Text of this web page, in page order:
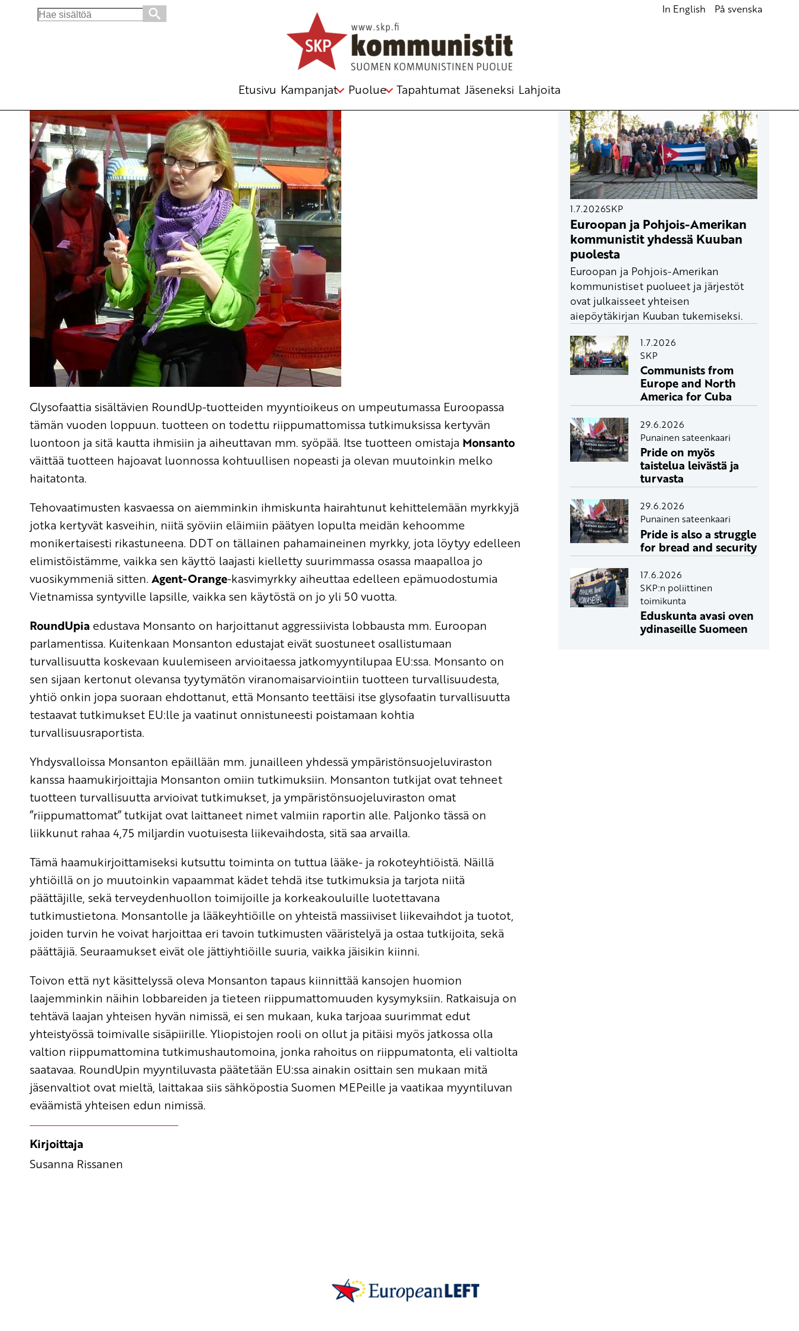
Search
In English På svenska
Etusivu Kampanjat Puolue Tapahtumat Jäseneksi Lahjoita
Glysofaattia sisältävien RoundUp-tuotteiden myyntioikeus on umpeutumassa Euroopassa
tämän vuoden loppuun. tuotteen on todettu riippumattomissa tutkimuksissa kertyvän
luontoon ja sitä kautta ihmisiin ja aiheuttavan mm. syöpää. Itse tuotteen omistaja Monsanto
väittää tuotteen hajoavat luonnossa kohtuullisen nopeasti ja olevan muutoinkin melko
haitatonta.
Tehovaatimusten kasvaessa on aiemminkin ihmiskunta hairahtunut kehittelemään myrkkyjä
jotka kertyvät kasveihin, niitä syöviin eläimiin päätyen lopulta meidän kehoomme
monikertaisesti rikastuneena. DDT on tällainen pahamaineinen myrkky, jota löytyy edelleen
elimistöistämme, vaikka sen käyttö laajasti kielletty suurimmassa osassa maapalloa jo
vuosikymmeniä sitten. Agent-Orange-kasvimyrkky aiheuttaa edelleen epämuodostumia
Vietnamissa syntyville lapsille, vaikka sen käytöstä on jo yli 50 vuotta.
RoundUpia edustava Monsanto on harjoittanut aggressiivista lobbausta mm. Euroopan
parlamentissa. Kuitenkaan Monsanton edustajat eivät suostuneet osallistumaan
turvallisuutta koskevaan kuulemiseen arvioitaessa jatkomyyntilupaa EU:ssa. Monsanto on
sen sijaan kertonut olevansa tyytymätön viranomaisarviointiin tuotteen turvallisuudesta,
yhtiö onkin jopa suoraan ehdottanut, että Monsanto teettäisi itse glysofaatin turvallisuutta
testaavat tutkimukset EU:lle ja vaatinut onnistuneesti poistamaan kohtia
turvallisuusraportista.
Yhdysvalloissa Monsanton epäillään mm. junailleen yhdessä ympäristönsuojeluviraston
kanssa haamukirjoittajia Monsanton omiin tutkimuksiin. Monsanton tutkijat ovat tehneet
tuotteen turvallisuutta arvioivat tutkimukset, ja ympäristönsuojeluviraston omat
”riippumattomat” tutkijat ovat laittaneet nimet valmiin raportin alle. Paljonko tässä on
liikkunut rahaa 4,75 miljardin vuotuisesta liikevaihdosta, sitä saa arvailla.
Tämä haamukirjoittamiseksi kutsuttu toiminta on tuttua lääke- ja rokoteyhtiöistä. Näillä
yhtiöillä on jo muutoinkin vapaammat kädet tehdä itse tutkimuksia ja tarjota niitä
päättäjille, sekä terveydenhuollon toimijoille ja korkeakouluille luotettavana
tutkimustietona. Monsantolle ja lääkeyhtiöille on yhteistä massiiviset liikevaihdot ja tuotot,
joiden turvin he voivat harjoittaa eri tavoin tutkimusten vääristelyä ja ostaa tutkijoita, sekä
päättäjiä. Seuraamukset eivät ole jättiyhtiöille suuria, vaikka jäisikin kiinni.
Toivon että nyt käsittelyssä oleva Monsanton tapaus kiinnittää kansojen huomion
laajemminkin näihin lobbareiden ja tieteen riippumattomuuden kysymyksiin. Ratkaisuja on
tehtävä laajan yhteisen hyvän nimissä, ei sen mukaan, kuka tarjoaa suurimmat edut
yhteistyössä toimivalle sisäpiirille. Yliopistojen rooli on ollut ja pitäisi myös jatkossa olla
valtion riippumattomina tutkimushautomoina, jonka rahoitus on riippumatonta, eli valtiolta
saatavaa. RoundUpin myyntiluvasta päätetään EU:ssa ainakin osittain sen mukaan mitä
jäsenvaltiot ovat mieltä, laittakaa siis sähköpostia Suomen MEPeille ja vaatikaa myyntiluvan
eväämistä yhteisen edun nimissä.
Kirjoittaja
Susanna Rissanen
1.7.2026SKP
Euroopan ja Pohjois-Amerikan
kommunistit yhdessä Kuuban
puolesta
Euroopan ja Pohjois-Amerikan
kommunistiset puolueet ja järjestöt
ovat julkaisseet yhteisen
aiepöytäkirjan Kuuban tukemiseksi.
1.7.2026
SKP
Communists from
Europe and North
America for Cuba
29.6.2026
Punainen sateenkaari
Pride on myös
taistelua leivästä ja
turvasta
29.6.2026
Punainen sateenkaari
Pride is also a struggle
for bread and security
17.6.2026
SKP:n poliittinen
toimikunta
Eduskunta avasi oven
ydinaseille Suomeen